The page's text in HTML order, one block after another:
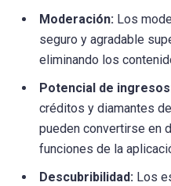
Moderación: Los
seguro y agradable
eliminando los
Potencial de
créditos y diamantes
pueden convertirse en
funciones de la
Descubribilidad: Los